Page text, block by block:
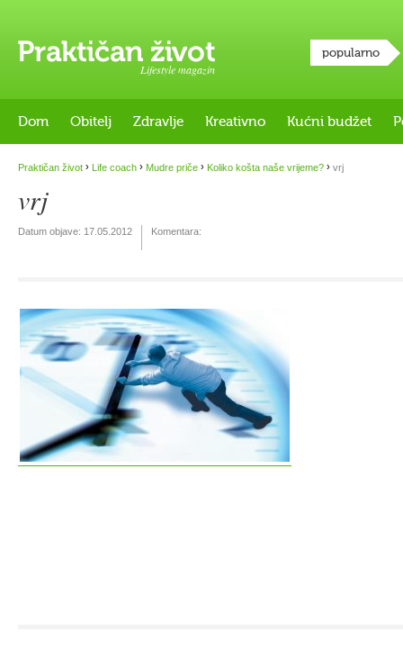
Lifestyle magazin
popularno
Dom Obitelj Zdravlje Kreativno Kućni budžet
Praktičan život › Life coach › Mudre priče › Koliko košta naše vrijeme? › vrj
vrj
Datum objave: 17.05.2012 Komentara: